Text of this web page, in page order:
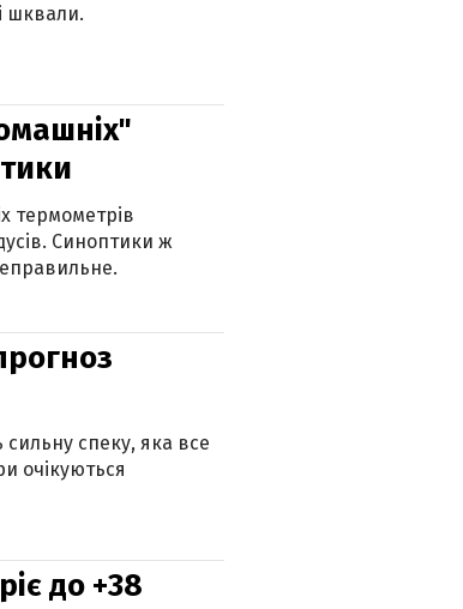
шквали.
термометрів
Синоптики ж
сильну спеку, яка все
очікуються
до +38